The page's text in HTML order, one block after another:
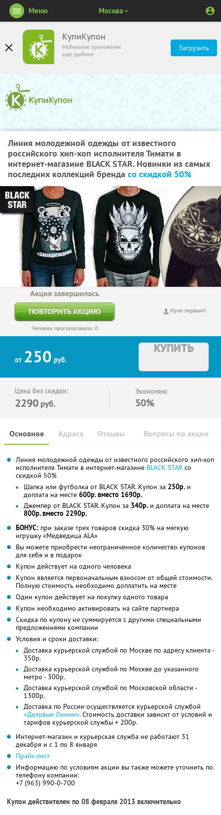
КупиКупон
Мобильное приложение
ещё удобнее
Загрузить
Меню Москва
Линия молодежной одежды от известного
российского хип-хоп исполнителя Тимати в
интернет-магазине BLACK STAR. Новинки из самых
последних коллекций бренда со скидкой 50%
Купи первым!
Акция завершилась
ПОВТОРИТЬ АКЦИЮ
Человек проголосовало: 0
от 250 руб.
КУПИТЬ
Цена без скидки:
2290 руб.
Экономия:
50%
Основное Отзывы Вопросы по акции
Адреса
Линия молодежной одежды от известного российского хип-хоп
исполнителя Тимати в интернет-магазине BLACK STAR со
скидкой 50%
Шапка или футболка от BLACK STAR. Купон за 250р. и
доплата на месте 600р. вместо 1690р.
Джемпер от BLACK STAR. Купон за 340р. и доплата на месте
800р. вместо 2290р.
БОНУС: при заказе трех товаров скидка 30% на мягкую
игрушку «Медведица ALA»
Вы можете приобрести неограниченное количество купонов
для себя и в подарок
Купон действует на одного человека
Купон является первоначальным взносом от общей стоимости.
Полную стоимость необходимо доплатить на месте
Один купон действует на покупку одного товара
Купон необходимо активировать на сайте партнера
Скидка по купону не суммируется с другими специальными
предложениями компании
Условия и сроки доставки:
Доставка курьерской службой по Москве по адресу клиента -
350р.
Доставка курьерской службой по Москве до указанного
метро - 300р.
Доставка курьерской службой по Московской области -
1300р.
Доставка по России осуществляется курьерской службой
«Деловые Линии». Стоимость доставки зависит от условий и
тарифов курьерской службы + 200р.
Интернет-магазин и курьерская служба не работают 31
декабря и с 1 по 8 января
Прайс-лист
Информацию по условиям акции вы также можете уточнить по
телефону компании:
+7 (963) 990-0-700
Купон действителен по 08 февраля 2013 включительно